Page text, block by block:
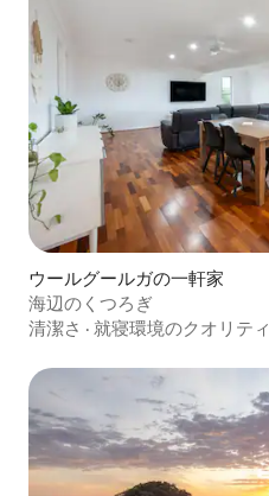
ウールグールガの一軒家
海辺のくつろぎ
清潔さ · 就寝環境のクオリティ